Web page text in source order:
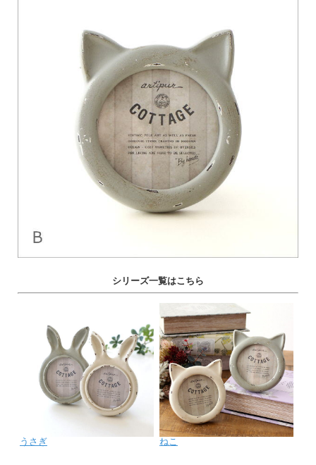
シリーズ一覧はこちら
うさぎ ねこ